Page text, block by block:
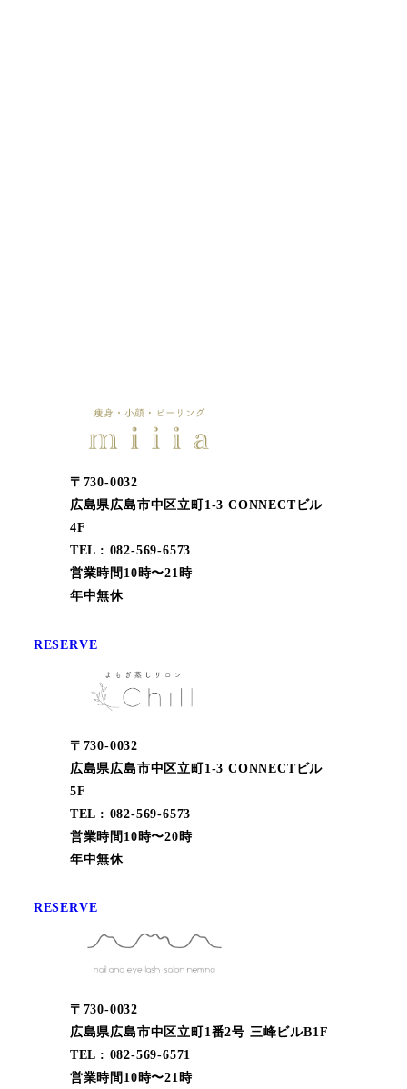
〒730-0032
広島県広島市中区立町1-3 CONNECTビル
4F
TEL : 082-569-6573
営業時間10時〜21時
年中無休
RESERVE
〒730-0032
広島県広島市中区立町1-3 CONNECTビル
5F
TEL : 082-569-6573
営業時間10時〜20時
年中無休
RESERVE
〒730-0032
広島県広島市中区立町1番2号 三峰ビルB1F
TEL : 082-569-6571
営業時間10時〜21時